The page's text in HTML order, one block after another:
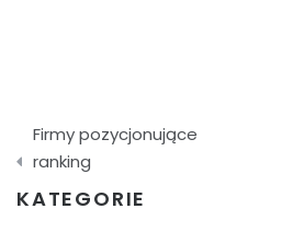
Nawigacja
wpisu
Firmy pozycjonujące
ranking
KATEGORIE